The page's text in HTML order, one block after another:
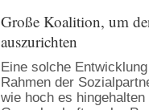
Große Koalition, um
auszurichten
Eine solche
Rahmen der
wie hoch es